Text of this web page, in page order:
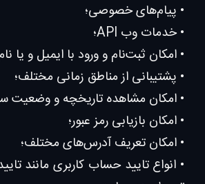
• پیام‌های خصوصی؛
• خدمات وب API؛
• امکان ثبت‌نام و ورود با ایمیل و یا
• پشتیبانی از مناطق زمانی مختلف؛
• امکان مشاهده تاریخچه و وضعیت
• امکان بازیابی رمز عبور؛
• امکان تعریف آدرس‌های مختلف؛
• انواع تایید حساب کاربری مانند